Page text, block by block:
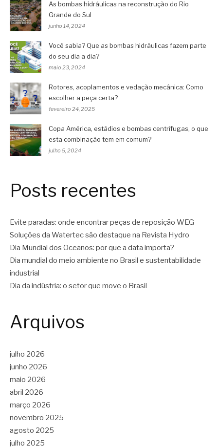
As bombas hidráulicas na reconstrução do Rio
Grande do Sul
junho 14, 2024
Você sabia? Que as bombas hidráulicas fazem parte
do seu dia a dia?
maio 23, 2024
Rotores, acoplamentos e vedação mecânica: Como
escolher a peça certa?
fevereiro 24, 2025
Copa América, estádios e bombas centrífugas, o que
esta combinação tem em comum?
julho 5, 2024
Posts recentes
Evite paradas: onde encontrar peças de reposição WEG
Soluções da Watertec são destaque na Revista Hydro
Dia Mundial dos Oceanos: por que a data importa?
Dia mundial do meio ambiente no Brasil e sustentabilidade
industrial
Dia da indústria: o setor que move o Brasil
Arquivos
julho 2026
junho 2026
maio 2026
abril 2026
março 2026
novembro 2025
agosto 2025
julho 2025